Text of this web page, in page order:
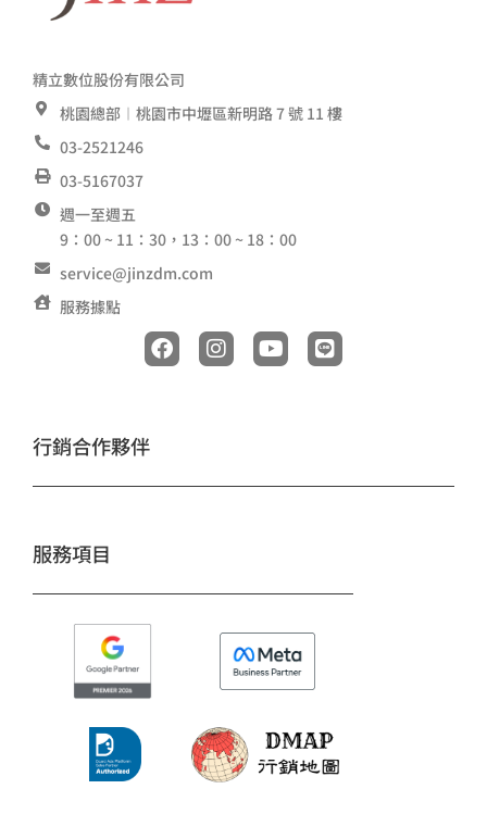
精立數位股份有限公司
桃園總部︱桃園市中壢區新明路 7 號 11 樓
03-2521246
03-5167037
週一至週五
9：00 ~ 11：30，13：00 ~ 18：00
service@jinzdm.com
服務據點
F
a
c
k
I
n
s
a
Y
o
u
L
i
n
行銷合作夥伴
服務項目